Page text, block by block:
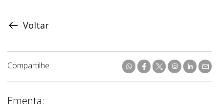
Voltar
Compartilhe:
Ementa: